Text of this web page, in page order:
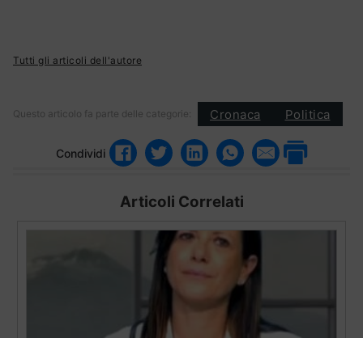
Tutti gli articoli dell'autore
Questo articolo fa parte delle categorie: Cronaca Politica
Condividi
Articoli Correlati